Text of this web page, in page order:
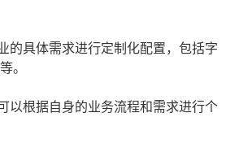
的具体需求进行定制化配置，包括字
。
以根据自身的业务流程和需求进行个